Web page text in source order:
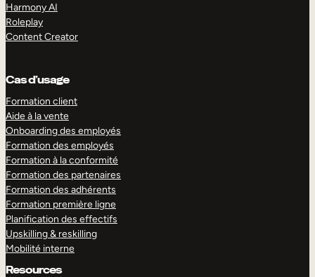
Harmony AI
Roleplay
Content Creator
Cas d’usage
Formation client
Aide à la vente
Onboarding des employés
Formation des employés
Formation à la conformité
Formation des partenaires
Formation des adhérents
Formation première ligne
Planification des effectifs
Upskilling & reskilling
Mobilité interne
Resources